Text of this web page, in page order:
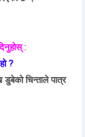
:
?
चिन्ताले पात्र